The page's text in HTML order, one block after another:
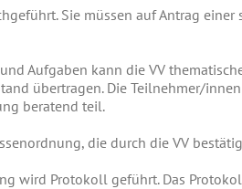
Sie müssen auf Antrag
Aufgaben kann die VV
übertragen. Die Teilnehmer/
beratend teil.
die durch die VV
wird Protokoll geführt. Das